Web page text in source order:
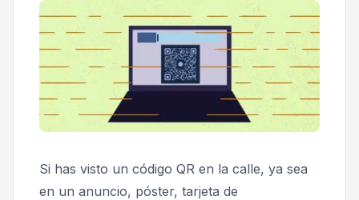
Si has visto un código QR en la calle, ya sea
en un anuncio, póster, tarjeta de